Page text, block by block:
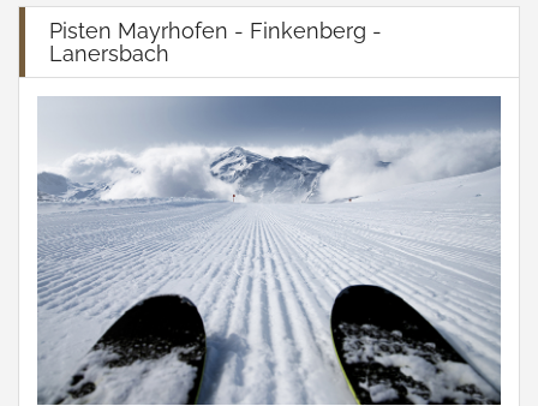
Pisten Mayrhofen - Finkenberg -
Lanersbach